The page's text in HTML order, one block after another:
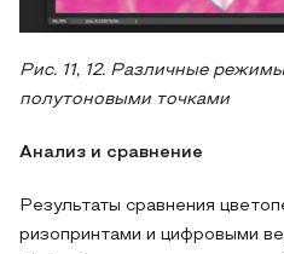
Рис. 11, 12. Различные
полутоновыми точками
Анализ и сравнение
Результаты сравнения
ризопринтами и цифровыми